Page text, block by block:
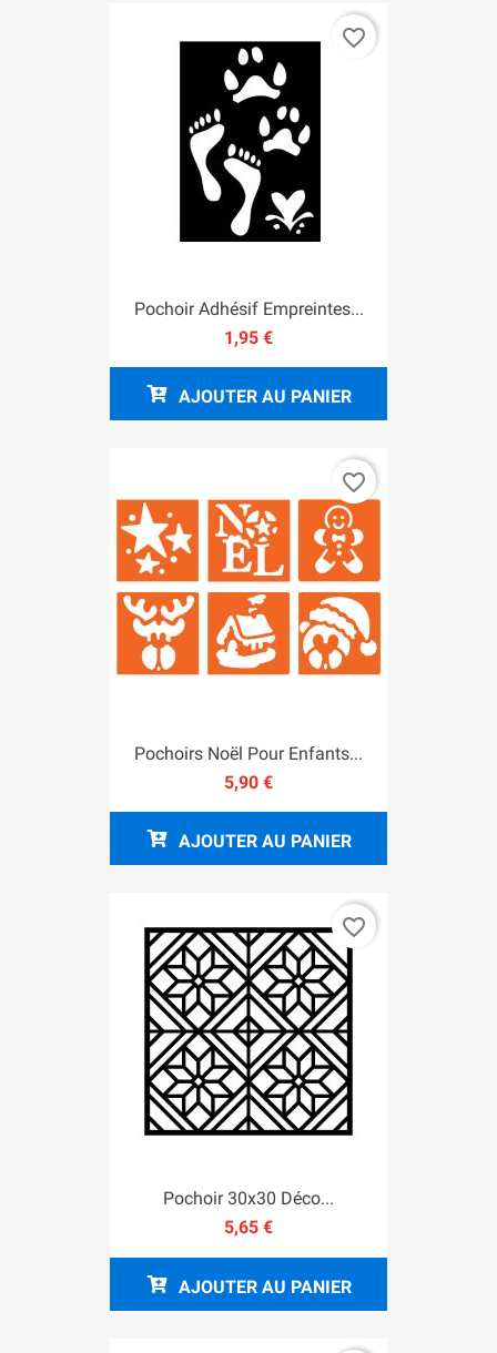
Pochoir Adhésif Empreintes...
1,95 €
AJOUTER AU PANIER
favorite_border
Pochoirs Noël Pour Enfants...
5,90 €
AJOUTER AU PANIER
favorite_border
Pochoir 30x30 Déco...
5,65 €
AJOUTER AU PANIER
favorite_border